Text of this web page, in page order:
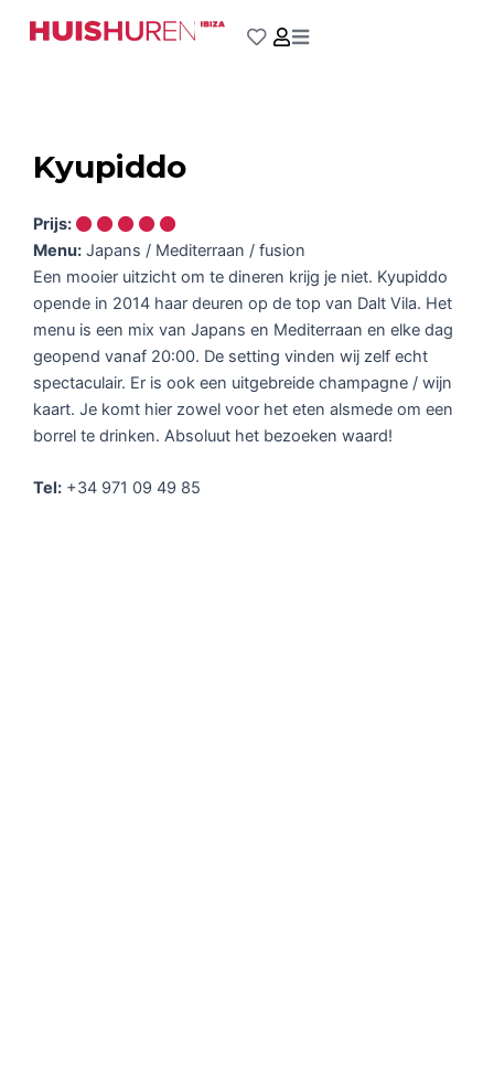
naar
Kyupiddo
Prijs:
Menu: Japans / Mediterraan / fusion
Een mooier uitzicht om te dineren krijg je niet. Kyupiddo
opende in 2014 haar deuren op de top van Dalt Vila. Het
menu is een mix van Japans en Mediterraan en elke dag
geopend vanaf 20:00. De setting vinden wij zelf echt
spectaculair. Er is ook een uitgebreide champagne / wijn
kaart. Je komt hier zowel voor het eten alsmede om een
borrel te drinken. Absoluut het bezoeken waard!
Tel: +34 971 09 49 85